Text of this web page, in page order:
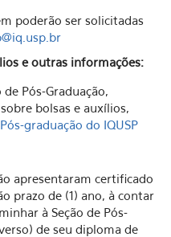
poderão ser solicitadas
e outras informações:
Pós-Graduação,
bolsas e auxílios,
Pós-graduação do IQUSP
apresentaram certificado
prazo de (1) ano, à contar
à Seção de Pós-
de seu diploma de